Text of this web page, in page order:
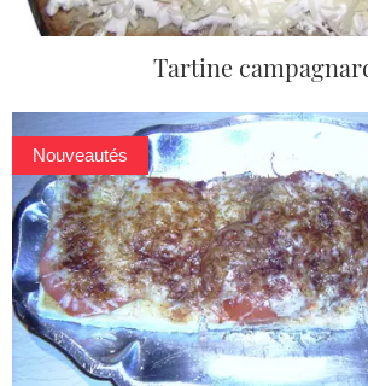
Tartine
Nouveautés